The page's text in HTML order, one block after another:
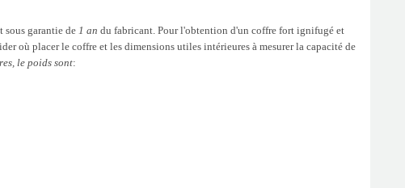
sous garantie de 1 an du fabricant. Pour l'obtention d'un coffre fort ignifugé et
où placer le coffre et les dimensions utiles intérieures à mesurer la capacité de
le poids sont: